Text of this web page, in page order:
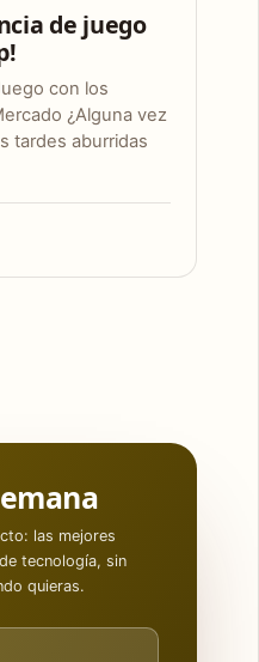
de juego
con los
¿Alguna vez
tardes aburridas
las mejores
tecnología, sin
quieras.